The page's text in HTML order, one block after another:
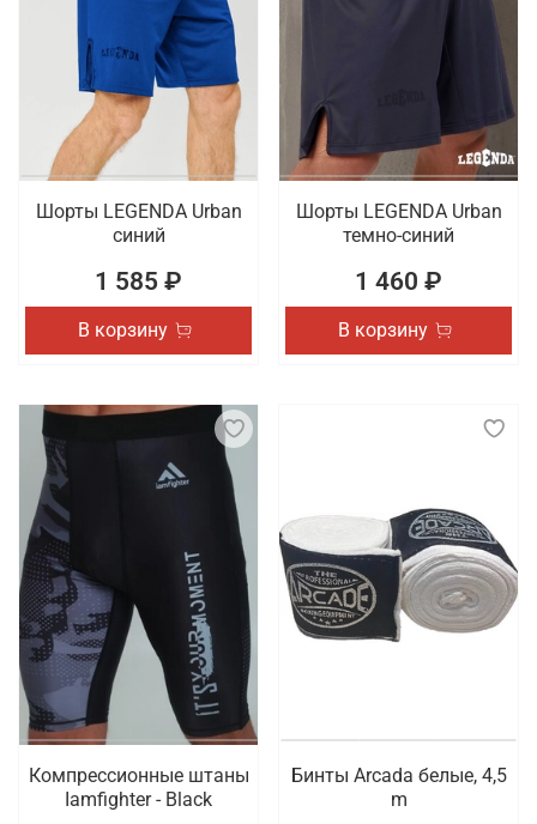
Шорты LEGENDA Urban
синий
1 585 ₽
В корзину
Шорты LEGENDA Urban
темно-синий
1 460 ₽
В корзину
Компрессионные штаны
Iamfighter - Black
Бинты Arcada белые, 4,5
m